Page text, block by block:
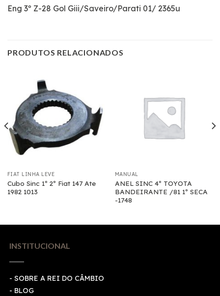
Eng 3º Z-28 Gol Giii/Saveiro/Parati 01/ 2365u
PRODUTOS RELACIONADOS
FIAT LINHA LEVE
Cubo Sinc 1º 2º Fiat 147 Ate
1982 1013
MANUAL
ANEL SINC 4º TOYOTA
BANDEIRANTE /81 1º SECA
-1748
INSTITUCIONAL
- SOBRE A REI DO CÂMBIO
- BLOG